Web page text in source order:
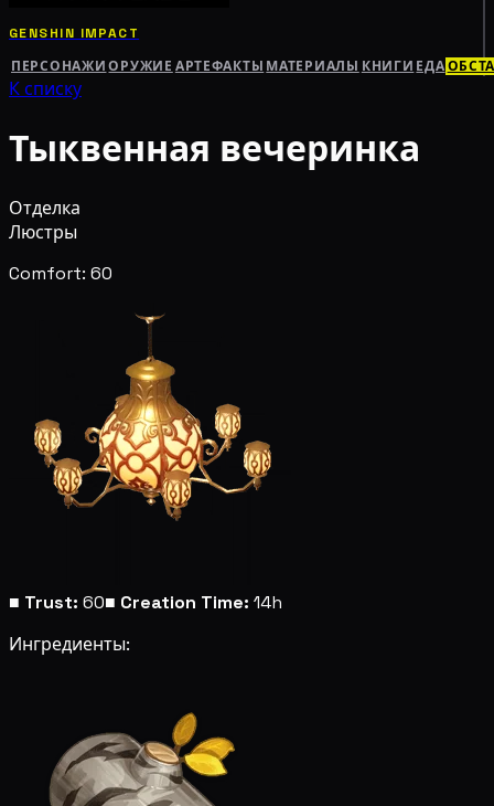
GENSHIN IMPACT
ПЕРСОНАЖИ ОРУЖИЕ АРТЕФАКТЫ МАТЕРИАЛЫ КНИГИ ЕДА
К списку
Тыквенная вечеринка
Отделка
Люстры
Comfort: 60
■ Trust: 60■ Creation Time: 14h
Ингредиенты: